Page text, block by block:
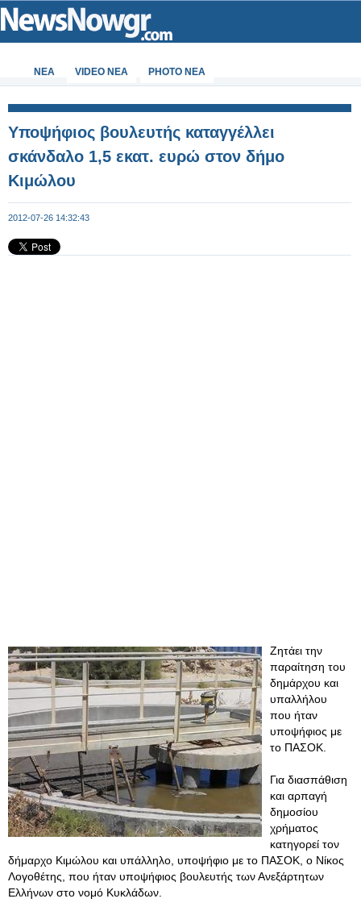
ΝΕΑ VIDEO NEA PHOTO NEA
Υποψήφιος βουλευτής καταγγέλλει
σκάνδαλο 1,5 εκατ. ευρώ στον δήμο
Κιμώλου
2012-07-26 14:32:43
Ζητάει την
παραίτηση του
δημάρχου και
υπαλλήλου
που ήταν
υποψήφιος με
το ΠΑΣΟΚ.
Για διασπάθιση
και αρπαγή
δημοσίου
χρήματος
κατηγορεί τον
δήμαρχο Κιμώλου και υπάλληλο, υποψήφιο με το ΠΑΣΟΚ, ο Νίκος
Λογοθέτης, που ήταν υποψήφιος βουλευτής των Ανεξάρτητων
Ελλήνων στο νομό Κυκλάδων.